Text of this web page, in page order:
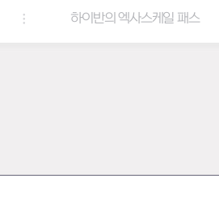
하이반의 엑사스케일 패스